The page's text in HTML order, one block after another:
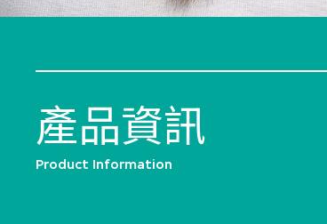
產品資訊
Product Information